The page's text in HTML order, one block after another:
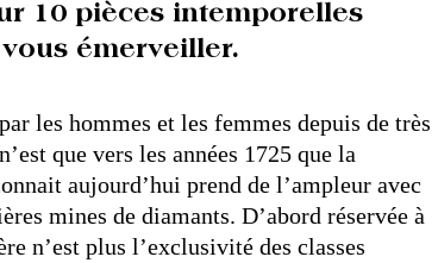
10 pièces intemporelles
émerveiller.
les hommes et les femmes depuis de très
que vers les années 1725 que la
aujourd’hui prend de l’ampleur avec
mines de diamants. D’abord réservée à
n’est plus l’exclusivité des classes